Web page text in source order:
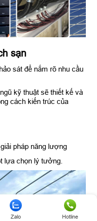
sạn
sát để nắm rõ nhu cầu
kỹ thuật sẽ thiết kế và
cách kiến trúc của
pháp năng lượng
lựa chọn lý tưởng.
Zalo Hotline